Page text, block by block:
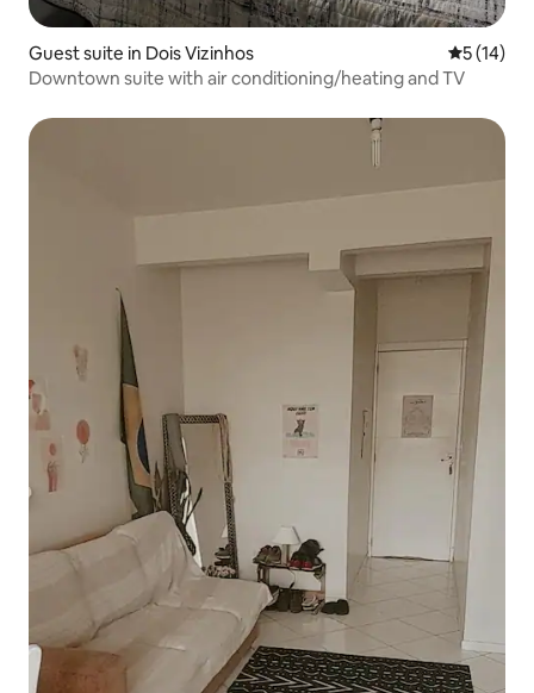
Guest suite in Dois Vizinhos 5 out of 5
5 (14)
Downtown suite with air conditioning/heating and TV